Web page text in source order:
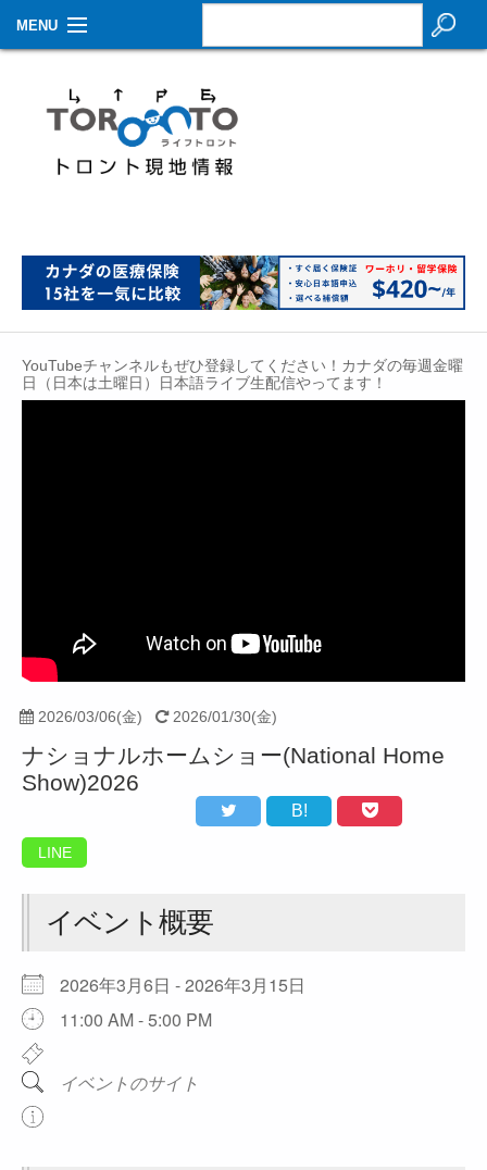
MENU
生活情報
その他
イベントカレンダー
Contact
YouTubeチャンネルもぜひ登録してください！カナダの毎週金曜
日（日本は土曜日）日本語ライブ生配信やってます！
2026/03/06(金) 2026/01/30(金)
ナショナルホームショー(National Home
Show)2026
B!
LINE
イベント概要
2026年3月6日 - 2026年3月15日
11:00 AM - 5:00 PM
イベントのサイト